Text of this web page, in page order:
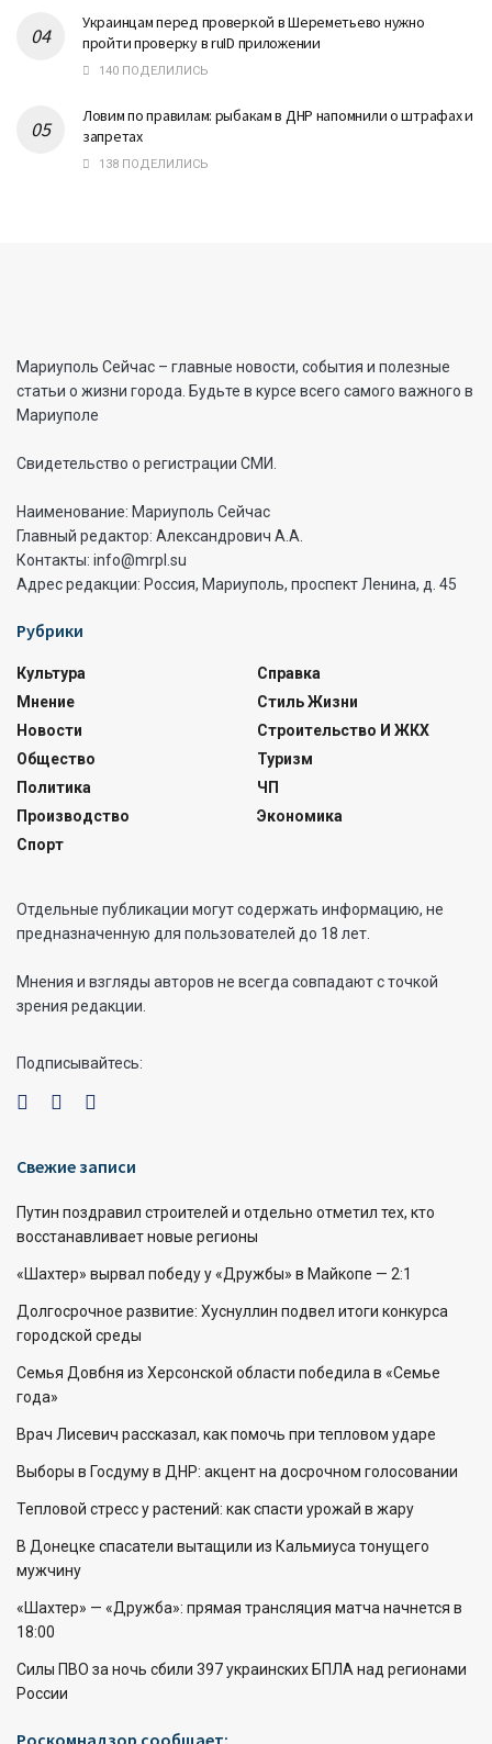
Украинцам перед проверкой в Шереметьево нужно
пройти проверку в ruID приложении
140 ПОДЕЛИЛИСЬ
Ловим по правилам: рыбакам в ДНР напомнили о штрафах и
запретах
138 ПОДЕЛИЛИСЬ
Мариуполь Сейчас – главные новости, события и полезные
статьи о жизни города. Будьте в курсе всего самого важного в
Мариуполе
Свидетельство о регистрации СМИ.
Наименование: Мариуполь Сейчас
Главный редактор: Александрович А.А.
Контакты: info@mrpl.su
Адрес редакции: Россия, Мариуполь, проспект Ленина, д. 45
Рубрики
Культура
Мнение
Новости
Общество
Политика
Производство
Спорт
Справка
Стиль Жизни
Строительство И ЖКХ
Туризм
ЧП
Экономика
Отдельные публикации могут содержать информацию, не
предназначенную для пользователей до 18 лет.
Мнения и взгляды авторов не всегда совпадают с точкой
зрения редакции.
Подписывайтесь:
Свежие записи
Путин поздравил строителей и отдельно отметил тех, кто
восстанавливает новые регионы
«Шахтер» вырвал победу у «Дружбы» в Майкопе — 2:1
Долгосрочное развитие: Хуснуллин подвел итоги конкурса
городской среды
Семья Довбня из Херсонской области победила в «Семье
года»
Врач Лисевич рассказал, как помочь при тепловом ударе
Выборы в Госдуму в ДНР: акцент на досрочном голосовании
Тепловой стресс у растений: как спасти урожай в жару
В Донецке спасатели вытащили из Кальмиуса тонущего
мужчину
«Шахтер» — «Дружба»: прямая трансляция матча начнется в
18:00
Силы ПВО за ночь сбили 397 украинских БПЛА над регионами
России
Роскомнадзор сообщает: